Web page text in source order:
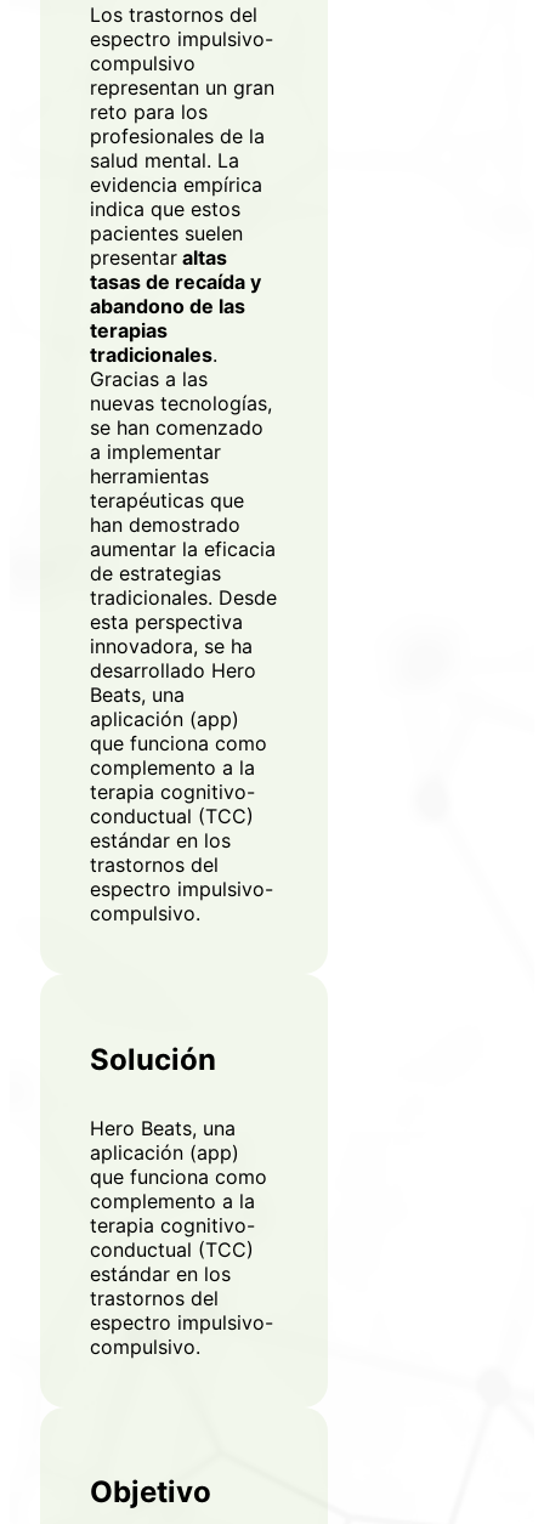
Los trastornos del
espectro impulsivo-
compulsivo
representan un gran
reto para los
profesionales de la
salud mental. La
evidencia empírica
indica que estos
pacientes suelen
presentar altas
tasas de recaída y
abandono de las
terapias
tradicionales.
Gracias a las
nuevas tecnologías,
se han comenzado
a implementar
herramientas
terapéuticas que
han demostrado
aumentar la eficacia
de estrategias
tradicionales. Desde
esta perspectiva
innovadora, se ha
desarrollado Hero
Beats, una
aplicación (app)
que funciona como
complemento a la
terapia cognitivo-
conductual (TCC)
estándar en los
trastornos del
espectro impulsivo-
compulsivo.
Solución
Hero Beats, una
aplicación (app)
que funciona como
complemento a la
terapia cognitivo-
conductual (TCC)
estándar en los
trastornos del
espectro impulsivo-
compulsivo.
Objetivo